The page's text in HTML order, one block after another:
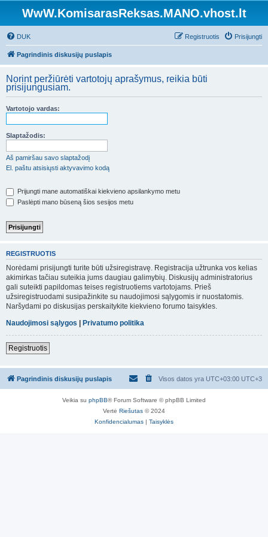
WwW.KomisarasReksas.MANO.vhost.lt
DUK Prisijungti
Registruotis
Pagrindinis diskusijų puslapis
Norint peržiūrėti vartotojų aprašymus, reikia būti
prisijungusiam.
Vartotojo vardas:
Slaptažodis:
Aš pamiršau savo slaptažodį
El. paštu atsisiųsti aktyvavimo kodą
Prijungti mane automatiškai kiekvieno apsilankymo metu
Paslėpti mano būseną šios sesijos metu
REGISTRUOTIS
Norėdami prisijungti turite būti užsiregistravę. Registracija užtrunka vos kelias
akimirkas tačiau suteikia jums daugiau galimybių. Diskusijų administratorius
gali suteikti papildomas teises registruotiems vartotojams. Prieš
užsiregistruodami susipažinkite su naudojimosi sąlygomis ir nuostatomis.
Naršydami po diskusijas perskaitykite kiekvieno forumo taisykles.
Naudojimosi sąlygos | Privatumo politika
Registruotis
Pagrindinis diskusijų puslapis Visos datos yra UTC+03:00 UTC+3
Veikia su phpBB® Forum Software © phpBB Limited
Vertė Riešutas © 2024
Konfidencialumas | Taisyklės